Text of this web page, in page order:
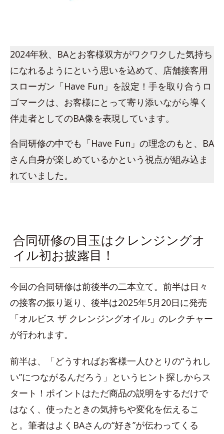
2024年秋、BAとお客様双方がワクワクした気持ち
になれるようにという思いを込めて、店舗接客用
スローガン「Have Fun」を設定！手を取り合うロ
ゴマークは、お客様にとって寄り添いながら導く
伴走者としてのBA像を表現しています。
合同研修の中でも「Have Fun」の理念のもと、BA
さん自身が楽しめているかという視点が組み込ま
れていました。
合同研修の目玉はクレンジングオ
イル初お披露目！
今回の合同研修は前後半の二本立て。前半は日々
の接客の振り返り、後半は2025年5月20日に発売
「オルビス ザ クレンジングオイル」のレクチャー
が行われます。
前半は、「どうすればお客様一人ひとりの“うれし
い”につながるんだろう」というヒント探しからス
タート！ポイントはただ商品の説明をするだけで
はなく、使ったときの気持ちや変化を伝えるこ
と。筆者はよくBAさんの“好き”が伝わってくる